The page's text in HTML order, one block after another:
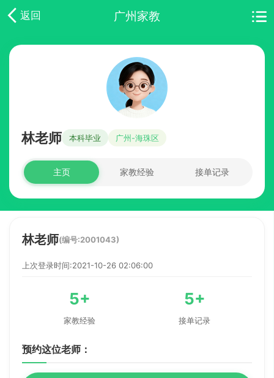
返回 广州家教
林老师 本科毕业 广州-海珠区
主页 家教经验 接单记录
林老师(编号:2001043)
上次登录时间:2021-10-26 02:06:00
5+
家教经验
5+
接单记录
预约这位老师：